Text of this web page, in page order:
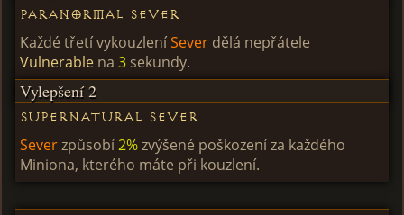
Paranormal Sever
Každé třetí vykouzleníSever dělá nepřátele
Vulnerable na 3 sekundy.
Vylepšení 2
Supernatural Sever
Severzpůsobí2%zvýšené poškození za každého
Miniona, kterého máte při kouzlení.